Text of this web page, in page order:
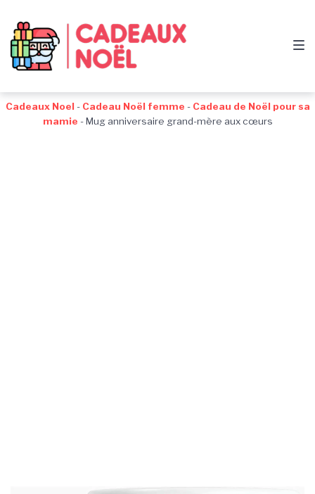
navigation
au
contenu
au
pied
de
Cadeaux Noel - Cadeau Noël femme - Cadeau de Noël pour sa
mamie -Mug anniversaire grand-mère aux cœurs